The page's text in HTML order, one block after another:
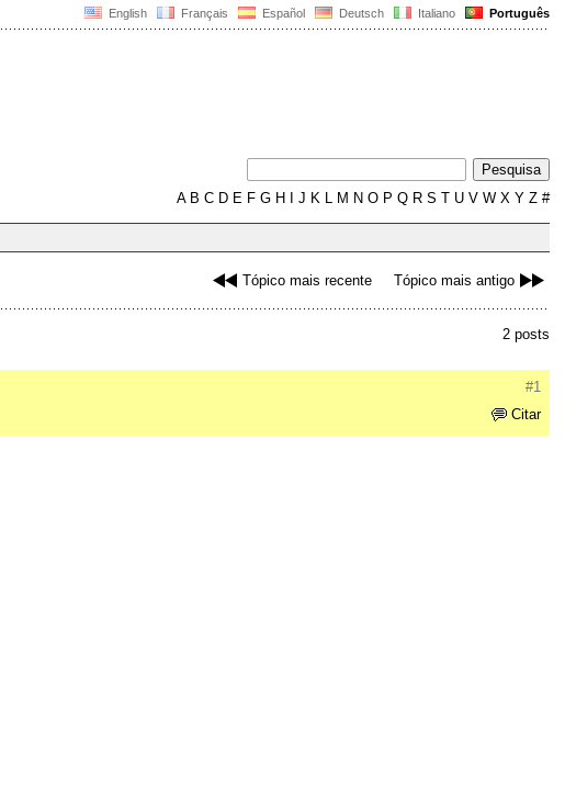
English Français Español Deutsch Italiano Português
AB C D E F G H J K L M N O P Q R S T U V W X Y Z #
Tópico mais recente Tópico mais antigo
2 posts
#1
Citar